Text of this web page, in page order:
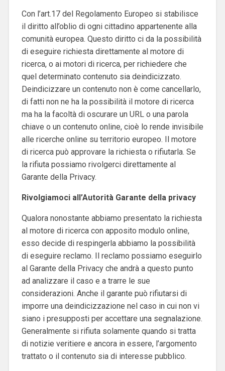
Con l’art.17 del Regolamento Europeo si stabilisce
il diritto all’oblio di ogni cittadino appartenente alla
comunità europea. Questo diritto ci da la possibilità
di eseguire richiesta direttamente al motore di
ricerca, o ai motori di ricerca, per richiedere che
quel determinato contenuto sia deindicizzato.
Deindicizzare un contenuto non è come cancellarlo,
di fatti non ne ha la possibilità il motore di ricerca
ma ha la facoltà di oscurare un URL o una parola
chiave o un contenuto online, cioè lo rende invisibile
alle ricerche online su territorio europeo. Il motore
di ricerca può approvare la richiesta o rifiutarla. Se
la rifiuta possiamo rivolgerci direttamente al
Garante della Privacy.
Rivolgiamoci all’Autorità Garante della privacy
Qualora nonostante abbiamo presentato la richiesta
al motore di ricerca con apposito modulo online,
esso decide di respingerla abbiamo la possibilità
di eseguire reclamo. Il reclamo possiamo eseguirlo
al Garante della Privacy che andrà a questo punto
ad analizzare il caso e a trarre le sue
considerazioni. Anche il garante può rifiutarsi di
imporre una deindicizzazione nel caso in cui non vi
siano i presupposti per accettare una segnalazione.
Generalmente si rifiuta solamente quando si tratta
di notizie veritiere e ancora in essere, l’argomento
trattato o il contenuto sia di interesse pubblico.